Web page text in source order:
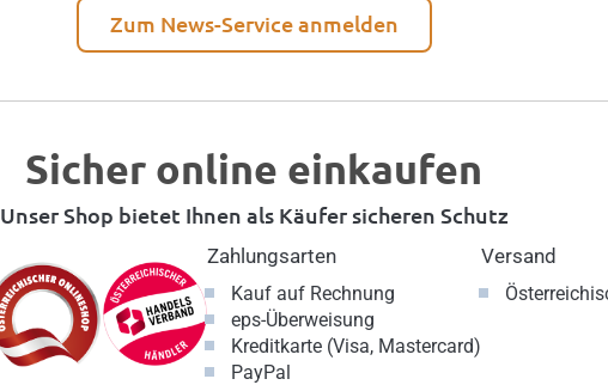
Zum News-Service anmelden
Sicher online einkaufen
Unser Shop bietet Ihnen als Käufer sicheren Schutz
Zahlungsarten
Kauf auf Rechnung
eps-Überweisung
Kreditkarte (Visa, Mastercard)
PayPal
Versand